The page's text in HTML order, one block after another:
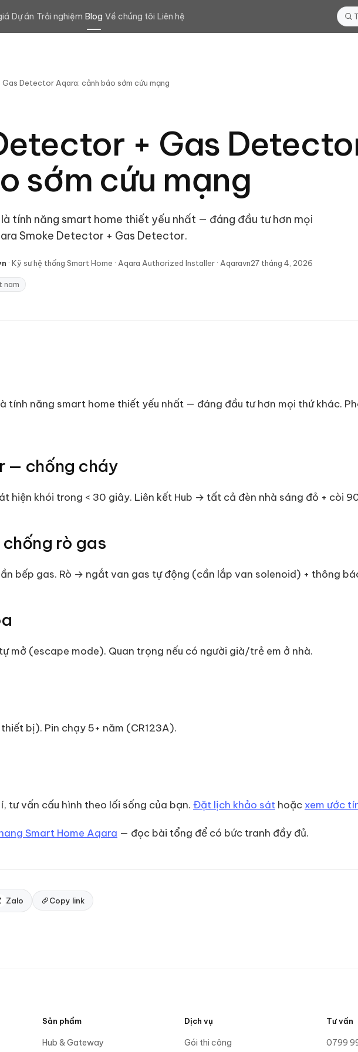
Dự án Trải nghiệm Blog Về chúng tôi Liên hệ
Detector Aqara: cảnh báo sớm cứu mạng
+ Gas
sớm cứu mạng
tính năng smart home thiết yếu nhất — đáng đầu tư hơn mọi
Smoke Detector + Gas Detector.
· Kỹ sư hệ thống Smart Home · Aqara Authorized Installer · Aqaravn27 tháng 4, 2026
nam
tính năng smart home thiết yếu nhất — đáng đầu tư hơn mọi thứ khác.
— chống cháy
hiện khói trong < 30 giây. Liên kết Hub → tất cả đèn nhà sáng đỏ + còi
rò gas
bếp gas. Rò → ngắt van gas tự động (cần lắp van solenoid) + thông
mở (escape mode). Quan trọng nếu có người già/trẻ em ở nhà.
bị). Pin chạy 5+ năm (CR123A).
tư vấn cấu hình theo lối sống của bạn. Đặt lịch khảo sát hoặc xem ước
Smart Home Aqara — đọc bài tổng để có bức tranh đầy đủ.
Zalo Copy link
Sản phẩm
Hub & Gateway
Dịch vụ
Gói thi công
Tư vấn
0799